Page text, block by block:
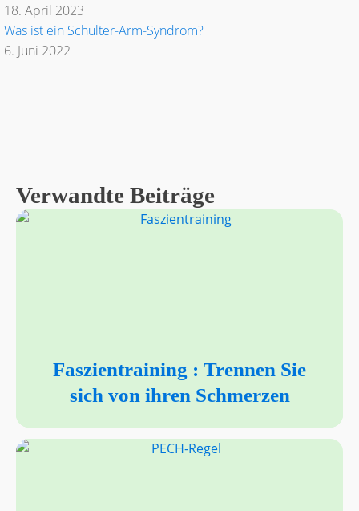
18. April 2023
Was ist ein Schulter-Arm-Syndrom?
6. Juni 2022
Verwandte Beiträge
Faszientraining : Trennen Sie
sich von ihren Schmerzen